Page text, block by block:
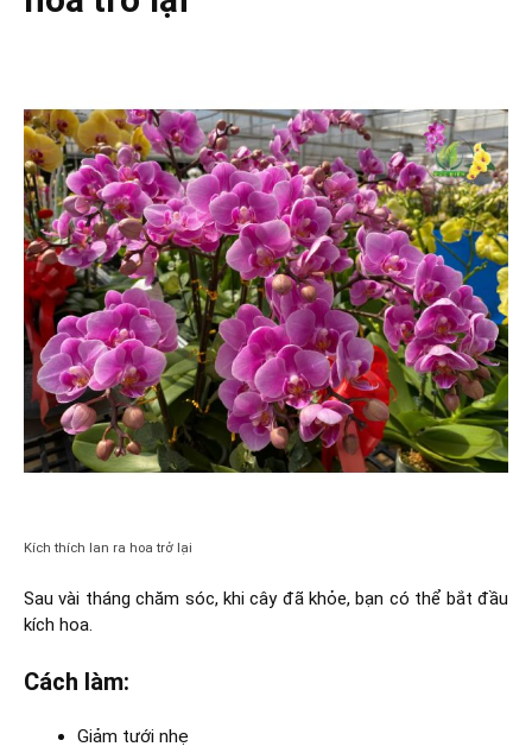
Kích thích lan ra hoa trở lại
Sau vài tháng chăm sóc, khi cây đã khỏe, bạn có thể bắt đầu
kích hoa.
Cách làm:
Giảm tưới nhẹ